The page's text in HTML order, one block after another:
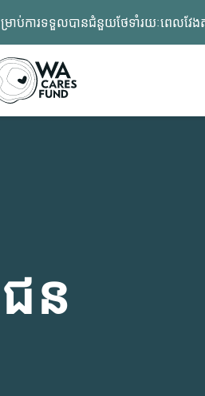
រាប់ការទទួលបានជំនួយថែទាំរយៈពេលវែ
ន